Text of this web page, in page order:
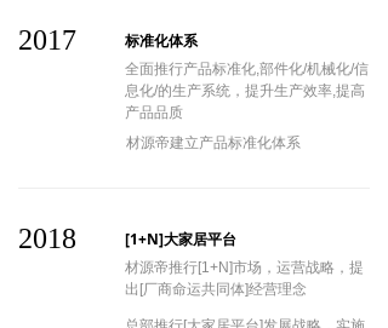
2017 标准化体系
全面推行产品标准化,部件化/机械化/信
息化/的生产系统，提升生产效率,提高
产品品质
材源帝建立产品标准化体系
2018 [1+N]大家居平台
材源帝推行[1+N]市场，运营战略，提
出[厂商命运共同体]经营理念